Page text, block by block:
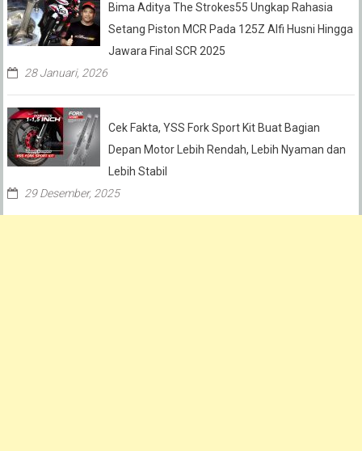
Bima Aditya The Strokes55 Ungkap Rahasia
Setang Piston MCR Pada 125Z Alfi Husni Hingga
Jawara Final SCR 2025
28 Januari, 2026
Cek Fakta, YSS Fork Sport Kit Buat Bagian
Depan Motor Lebih Rendah, Lebih Nyaman dan
Lebih Stabil
29 Desember, 2025